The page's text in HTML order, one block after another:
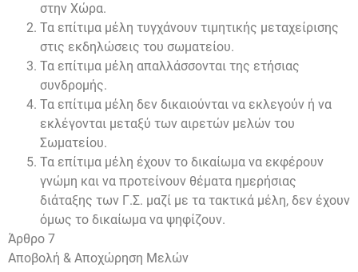
στην Χώρα.
Τα επίτιμα μέλη τυγχάνουν τιμητικής μεταχείρισης
στις εκδηλώσεις του σωματείου.
Τα επίτιμα μέλη απαλλάσσονται της ετήσιας
συνδρομής.
Τα επίτιμα μέλη δεν δικαιούνται να εκλεγούν ή να
εκλέγονται μεταξύ των αιρετών μελών του
Σωματείου.
Τα επίτιμα μέλη έχουν το δικαίωμα να εκφέρουν
γνώμη και να προτείνουν θέματα ημερήσιας
διάταξης των Γ.Σ. μαζί με τα τακτικά μέλη, δεν έχουν
όμως το δικαίωμα να ψηφίζουν.
Άρθρο 7
Αποβολή & Αποχώρηση Μελών